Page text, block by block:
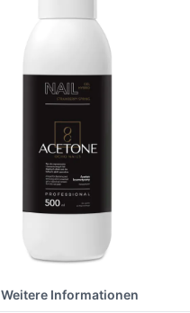
Weitere Informationen